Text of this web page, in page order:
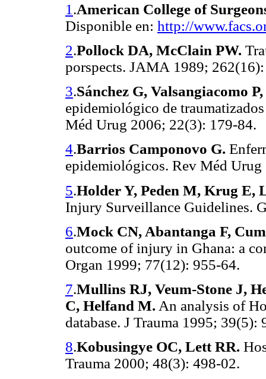
1 .American College of
Disponible en: http://
2.Pollock DA, McClain PW.
porspects. JAMA 1989;
3.Sánchez G, Valsangiacomo
epidemiológico de
Méd Urug 2006; 22(3): 179-84.
4.Barrios Camponovo G.
epidemiológicos. Rev Méd
5.Holder Y, Peden M, Krug E,
Injury Surveillance Guidelines.
6.Mock CN, Abantanga F,
outcome of injury in Ghana: a
Organ 1999; 77(12): 955-64.
7.Mullins RJ, Veum-Stone J,
C, Helfand M. An analysis of
database. J Trauma 1995; 39(5):
8.Kobusingye OC, Lett RR.
Trauma 2000; 48(3): 498-02.